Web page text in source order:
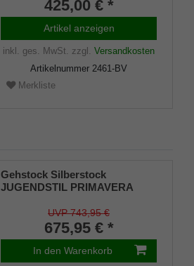
425,00 € *
Artikel anzeigen
inkl. ges. MwSt. zzgl. Versandkosten
Artikelnummer 2461-BV
Merkliste
Gehstock Silberstock
JUGENDSTIL PRIMAVERA
schwarz seidenmatt lackiertem
Buchenholz
UVP 743,95 €
675,95 € *
In den Warenkorb